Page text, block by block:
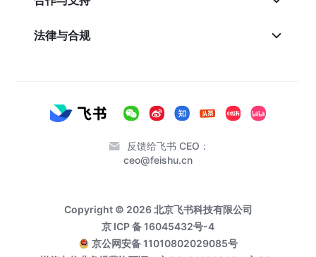
法律与合规
反馈给飞书 CEO：
ceo@feishu.cn
Copyright © 2026 北京飞书科技有限公司
京 ICP 备 16045432号-4
京公网安备 11010802029085号